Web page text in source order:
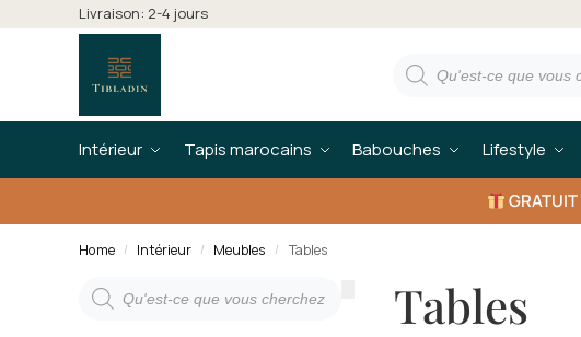
Livraison: 2-4 jours
Intérieur Tapis marocains Babouches Lifestyle
GRATUIT
Home / Intérieur / Meubles / Tables
Tables